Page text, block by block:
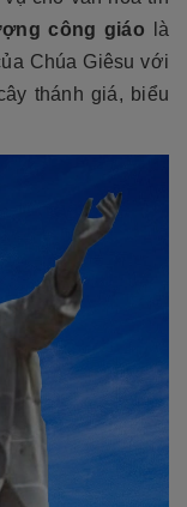
công giáo
là
Chúa Giêsu với
thánh giá, biểu